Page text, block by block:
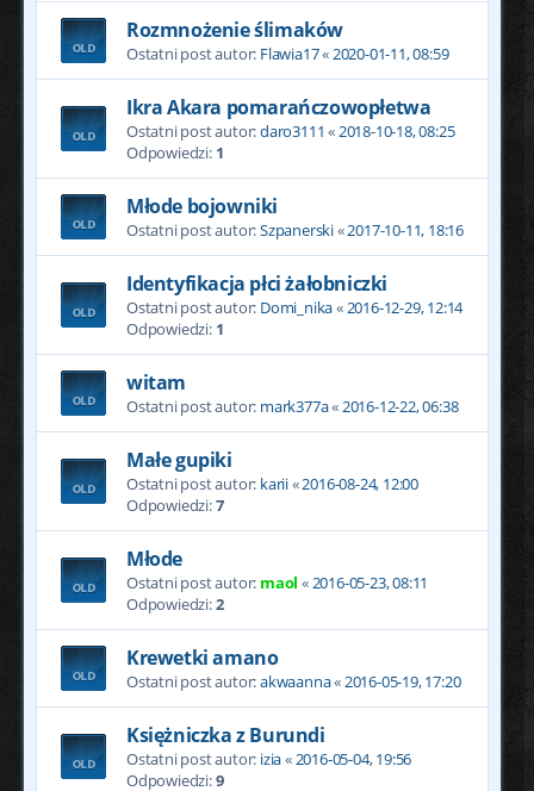
Rozmnożenie ślimaków
Ostatni post autor: Flawia17«2020-01-11, 08:59
Ikra Akara pomarańczowopłetwa
Ostatni post autor:daro3111 «2018-10-18, 08:25
Odpowiedzi: 1
Młode bojowniki
Ostatni post autor:Szpanerski«2017-10-11, 18:16
Identyfikacja płci żałobniczki
Ostatni post autor: Domi_nika«2016-12-29, 12:14
Odpowiedzi: 1
witam
Ostatni post autor: mark377a«2016-12-22, 06:38
Małe gupiki
Ostatni post autor: karii«2016-08-24, 12:00
Odpowiedzi:7
Młode
Ostatni post autor: maol «2016-05-23, 08:11
Odpowiedzi:2
Krewetki amano
Ostatni post autor:akwaanna«2016-05-19, 17:20
Księżniczka z Burundi
Ostatni post autor: izia«2016-05-04, 19:56
Odpowiedzi:9